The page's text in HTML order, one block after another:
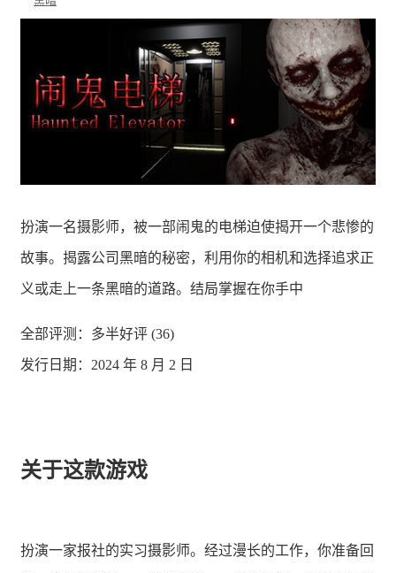
扮演一名摄影师，被一部闹鬼的电梯迫使揭开一个悲惨的
故事。揭露公司黑暗的秘密，利用你的相机和选择追求正
义或走上一条黑暗的道路。结局掌握在你手中
全部评测： 多半好评 (36)
发行日期：2024 年 8 月 2 日
关于这款游戏
扮演一家报社的实习摄影师。经过漫长的工作，你准备回